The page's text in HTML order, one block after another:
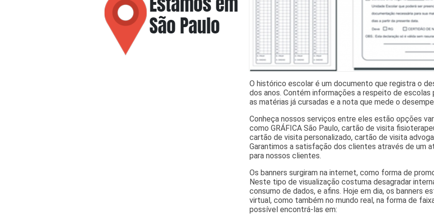
O histórico escolar é um documento que registra o
dos anos. Contém informações a respeito de escolas
as matérias já cursadas e a nota que mede o
Conheça nossos serviços entre eles estão opções
como GRÁFICA São Paulo, cartão de visita
cartão de visita personalizado, cartão de visita
Garantimos a satisfação dos clientes através de um
para nossos clientes.
Os banners surgiram na internet, como forma de
Neste tipo de visualização costuma desagradar
consumo de dados, e afins. Hoje em dia, os banners
virtual, como também no mundo real, na forma de
possível encontrá-las em: